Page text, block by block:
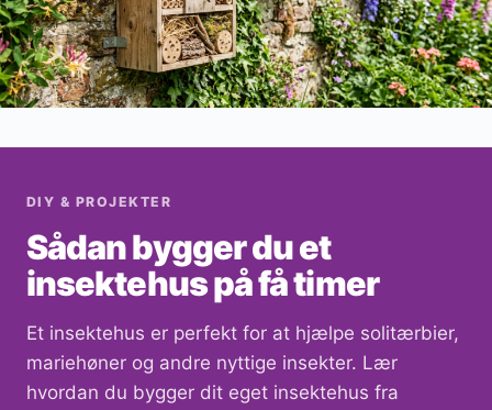
DIY & PROJEKTER
Sådan bygger du et
insektehus på få timer
Et insektehus er perfekt for at hjælpe solitærbier,
mariehøner og andre nyttige insekter. Lær
hvordan du bygger dit eget insektehus fra